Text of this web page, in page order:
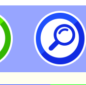
及學前教育
教育整體計
說明，請查